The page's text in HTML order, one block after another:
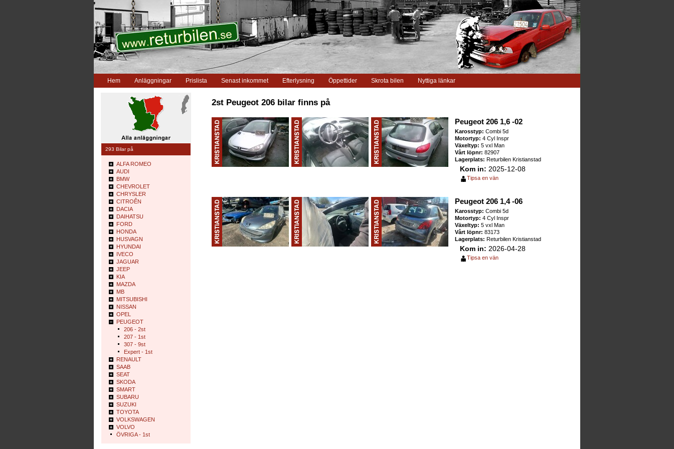
Hem Anläggningar Prislista Senast inkommet Efterlysning Öppettider Skrota bilen Nyttiga länkar
2st Peugeot 206 bilar finns på
Peugeot 206 1,6 -02
Karosstyp: Combi 5d
Motortyp: 4 Cyl Inspr
Växeltyp: 5 vxl Man
Vårt löpnr: 82907
Lagerplats: Returbilen Kristianstad
Kom in: 2025-12-08
Tipsa en vän
Peugeot 206 1,4 -06
Karosstyp: Combi 5d
Motortyp: 4 Cyl Inspr
Växeltyp: 5 vxl Man
Vårt löpnr: 83173
Lagerplats: Returbilen Kristianstad
Kom in: 2026-04-28
Tipsa en vän
293 Bilar på
ALFA ROMEO
AUDI
BMW
CHEVROLET
CHRYSLER
CITROÊN
DACIA
DAIHATSU
FORD
HONDA
HUSVAGN
HYUNDAI
IVECO
JAGUAR
JEEP
KIA
MAZDA
MB
MITSUBISHI
NISSAN
OPEL
PEUGEOT
206 - 2st
207 - 1st
307 - 9st
Expert - 1st
RENAULT
SAAB
SEAT
SKODA
SMART
SUBARU
SUZUKI
TOYOTA
VOLKSWAGEN
VOLVO
ÖVRIGA - 1st